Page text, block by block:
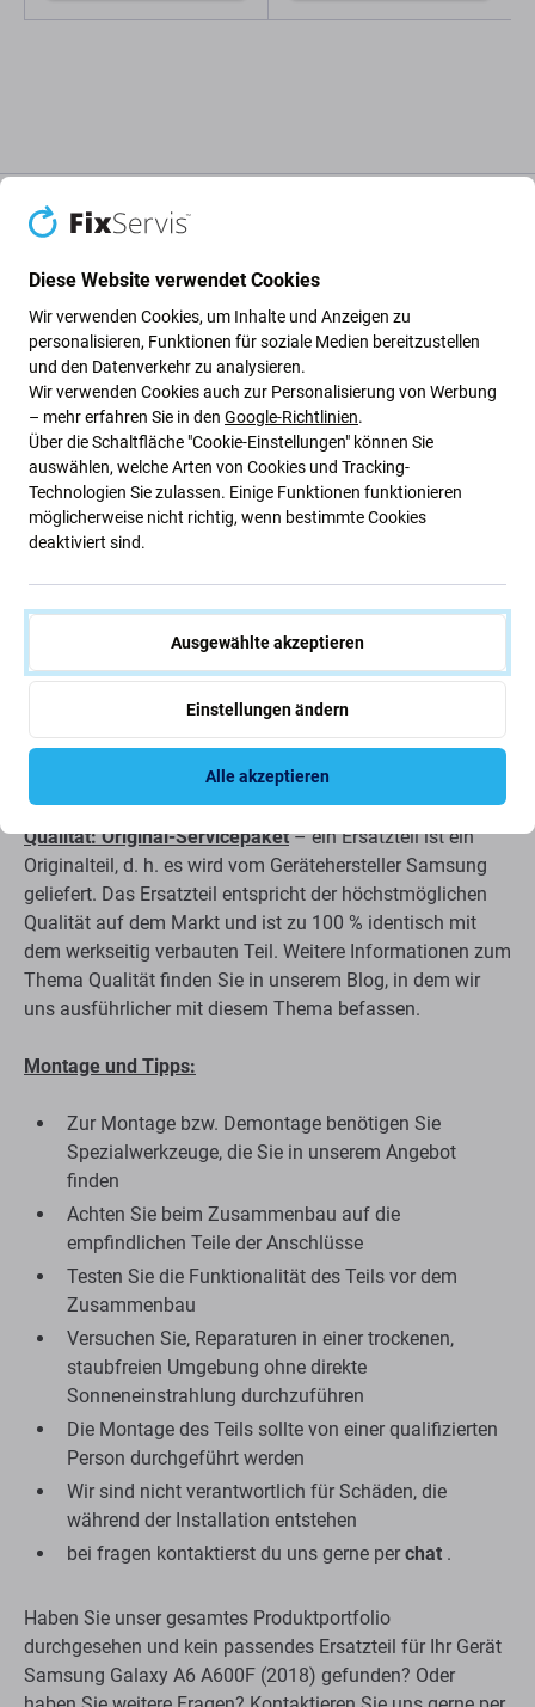
Beschreibung und Spezifikation
Akku für Samsung Galaxy A6 A600F
(2018)
Wenn der Akku von Samsung Galaxy A6 A600F (2018)
aufgebläht ist oder an Kapazität verloren hat, muss er
ersetzt werden.
Wann muss die Batterie ausgetauscht werden?
die Batterie ist aufgeblasen
das Gerät entlädt sich schnell
das Gerät überhitzt
das Gerät kann nicht zu 100 % geladen werden
das Gerät zeigt den Batteriestatus nicht korrekt an
Qualität der Ersatzteile
Qualität: Original-Servicepaket– ein Ersatzteil ist ein
Originalteil, d. h. es wird vom Gerätehersteller Samsung
geliefert. Das Ersatzteil entspricht der höchstmöglichen
Qualität auf dem Markt und ist zu 100 % identisch mit
dem werkseitig verbauten Teil. Weitere Informationen zum
Thema Qualität finden Sie in unserem Blog, in dem wir
uns ausführlicher mit diesem Thema befassen.
Montage und Tipps:
Zur Montage bzw. Demontage benötigen Sie
Spezialwerkzeuge, die Sie in unserem Angebot
finden
Achten Sie beim Zusammenbau auf die
empfindlichen Teile der Anschlüsse
Testen Sie die Funktionalität des Teils vor dem
Zusammenbau
Versuchen Sie, Reparaturen in einer trockenen,
staubfreien Umgebung ohne direkte
Sonneneinstrahlung durchzuführen
Die Montage des Teils sollte von einer qualifizierten
Person durchgeführt werden
Wir sind nicht verantwortlich für Schäden, die
während der Installation entstehen
bei fragen kontaktierst du uns gerne per chat .
Haben Sie unser gesamtes Produktportfolio
durchgesehen und kein passendes Ersatzteil für Ihr Gerät
Samsung Galaxy A6 A600F (2018) gefunden? Oder
Diese Website verwendet Cookies
Wir verwenden Cookies, um Inhalte und Anzeigen zu
personalisieren, Funktionen für soziale Medien bereitzustellen
und den Datenverkehr zu analysieren.
Wir verwenden Cookies auch zur Personalisierung von Werbung
– mehr erfahren Sie in den Google-Richtlinien.
Über die Schaltfläche "Cookie-Einstellungen" können Sie
auswählen, welche Arten von Cookies und Tracking-
Technologien Sie zulassen. Einige Funktionen funktionieren
möglicherweise nicht richtig, wenn bestimmte Cookies
deaktiviert sind.
Ausgewählte akzeptieren
Einstellungen ändern
Alle akzeptieren